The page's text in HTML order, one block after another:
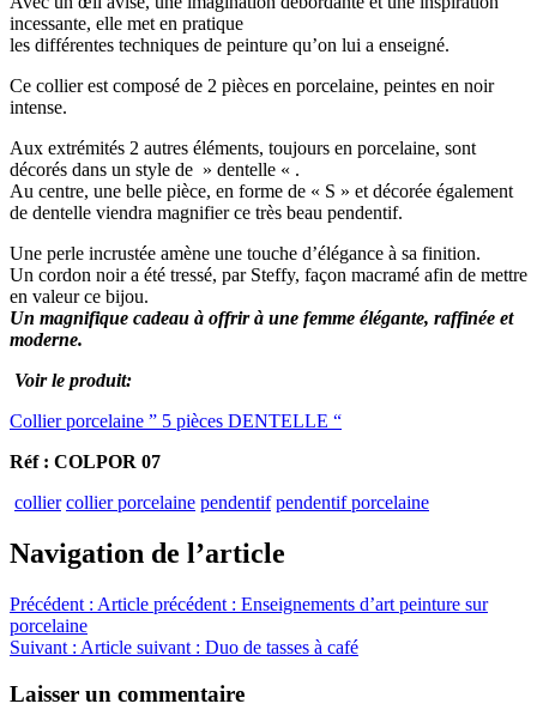
incessante, elle met en pratique
les différentes techniques de peinture qu’on lui a enseigné.
Ce collier est composé de 2 pièces en porcelaine, peintes en noir
intense.
Aux extrémités 2 autres éléments, toujours en porcelaine, sont
décorés dans un style de » dentelle « .
Au centre, une belle pièce, en forme de « S » et décorée également
de dentelle viendra magnifier ce très beau pendentif.
Une perle incrustée amène une touche d’élégance à sa finition.
Un cordon noir a été tressé, par Steffy, façon macramé afin de mettre
en valeur ce bijou.
Un magnifique cadeau à offrir à une femme élégante, raffinée et
moderne.
Voir le produit:
Collier porcelaine ” 5 pièces DENTELLE “
Réf : COLPOR 07
collier collier porcelaine pendentif pendentif porcelaine
Navigation de l’article
Précédent : Article précédent : Enseignements d’art peinture sur
porcelaine
Suivant : Article suivant : Duo de tasses à café
Laisser un commentaire